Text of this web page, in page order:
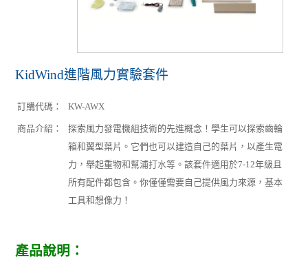
KidWind進階風力實驗套件
訂購代碼： KW-AWX
商品介紹：
探索風力發電機組技術的先進概念！學生可以探索齒輪
箱和翼型葉片。它們也可以建造自己的葉片，以產生電
力，舉起重物和幫浦打水等。該套件適用於7-12年級且
所有配件都包含。你僅僅需要自己提供風力來源，基本
工具和想像力！
產品說明：